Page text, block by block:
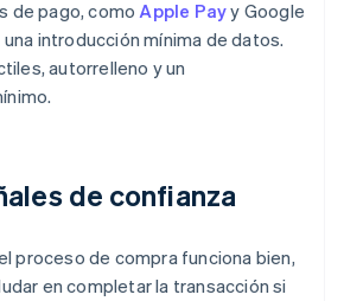
de pago, comoApple Payy Google
una introducción mínima de datos.
autorrelleno y un
de confianza
proceso de compra funciona bien,
en completar la transacción si